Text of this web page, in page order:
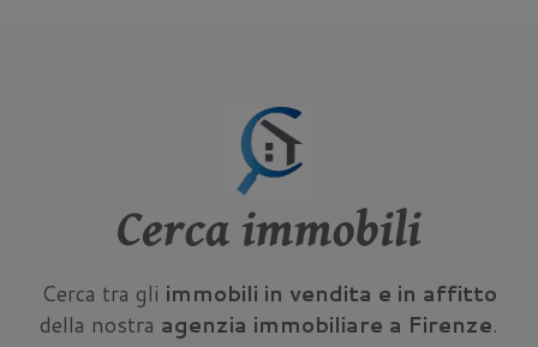
Cerca immobili
Cerca tra gli immobili in vendita e in affitto
della nostra agenzia immobiliare a Firenze.